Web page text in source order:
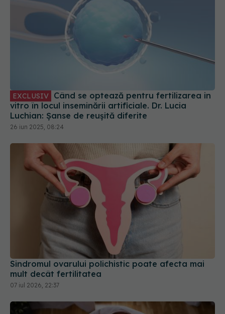
EXCLUSIV
vitro în locul inseminării artificiale. Dr. Lucia
Luchian: Șanse de reușită diferite
26 iun 2025, 08:24
Sindromul ovarului polichistic poate afecta mai
mult decât fertilitatea
07 iul 2026, 22:37